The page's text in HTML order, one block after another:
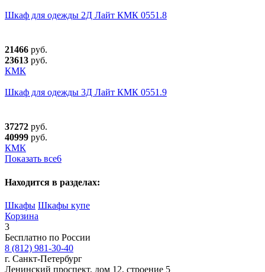
Шкаф для одежды 2Д Лайт КМК 0551.8
21466 руб.
23613 руб.
КМК
Шкаф для одежды 3Д Лайт КМК 0551.9
37272 руб.
40999 руб.
КМК
Показать все6
Находится в разделах:
Шкафы Шкафы купе
Корзина
3
Бесплатно по России
8 (812) 981-30-40
г. Санкт-Петербург
Ленинский проспект, дом 12, строение 5